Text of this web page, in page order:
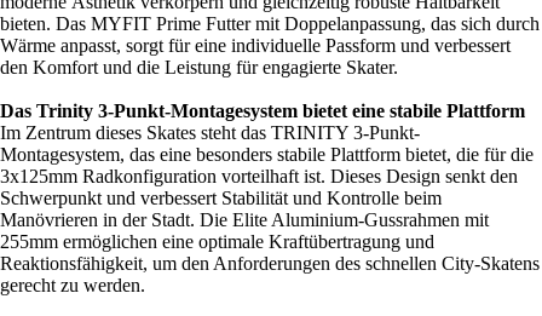
bieten. Das MYFIT Prime Futter mit Doppelanpassung, das sich durch
Wärme anpasst, sorgt für eine individuelle Passform und verbessert
den Komfort und die Leistung für engagierte Skater.
Das Trinity 3-Punkt-Montagesystem bietet eine stabile Plattform
Im Zentrum dieses Skates steht das TRINITY 3-Punkt-
Montagesystem, das eine besonders stabile Plattform bietet, die für die
3x125mm Radkonfiguration vorteilhaft ist. Dieses Design senkt den
Schwerpunkt und verbessert Stabilität und Kontrolle beim
Manövrieren in der Stadt. Die Elite Aluminium-Gussrahmen mit
255mm ermöglichen eine optimale Kraftübertragung und
Reaktionsfähigkeit, um den Anforderungen des schnellen City-Skatens
gerecht zu werden.